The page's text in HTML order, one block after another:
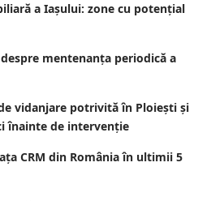
a Iașului: zone cu potențial
mentenanța periodică a
vidanjare potrivită în Ploiești și
înainte de intervenție
CRM din România în ultimii 5